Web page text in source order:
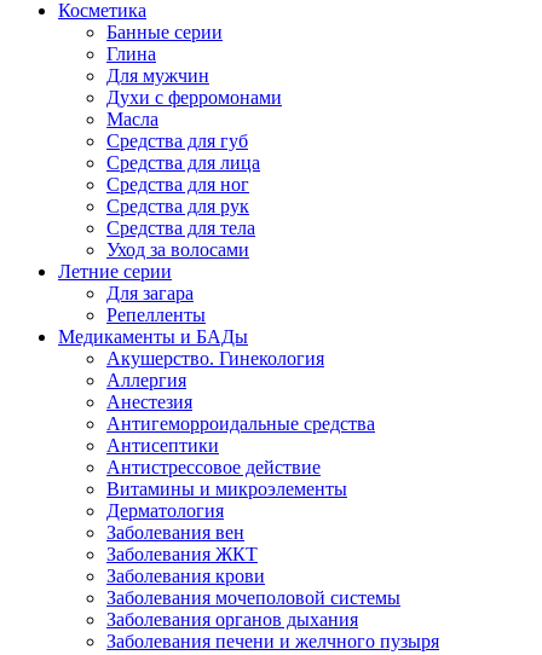
Косметика
Банные серии
Глина
Для мужчин
Духи с ферромонами
Масла
Средства для губ
Средства для лица
Средства для ног
Средства для рук
Средства для тела
Уход за волосами
Летние серии
Для загара
Репелленты
Медикаменты и БАДы
Акушерство. Гинекология
Аллергия
Анестезия
Антигеморроидальные средства
Антисептики
Антистрессовое действие
Витамины и микроэлементы
Дерматология
Заболевания вен
Заболевания ЖКТ
Заболевания крови
Заболевания мочеполовой системы
Заболевания органов дыхания
Заболевания печени и желчного пузыря